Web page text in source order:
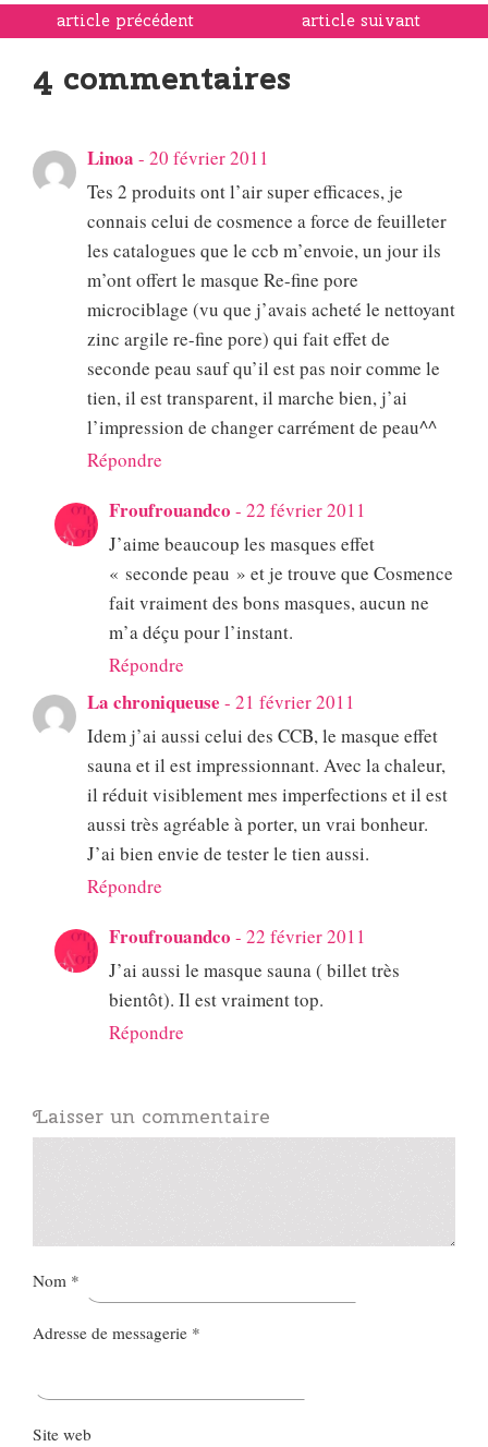
article précédent article suivant
4 commentaires
Linoa - 20 février 2011
Tes 2 produits ont l’air super efficaces, je
connais celui de cosmence a force de feuilleter
les catalogues que le ccb m’envoie, un jour ils
m’ont offert le masque Re-fine pore
microciblage (vu que j’avais acheté le nettoyant
zinc argile re-fine pore) qui fait effet de
seconde peau sauf qu’il est pas noir comme le
tien, il est transparent, il marche bien, j’ai
l’impression de changer carrément de peau^^
Répondre
Froufrouandco - 22 février 2011
J’aime beaucoup les masques effet
« seconde peau » et je trouve que Cosmence
fait vraiment des bons masques, aucun ne
m’a déçu pour l’instant.
Répondre
La chroniqueuse - 21 février 2011
Idem j’ai aussi celui des CCB, le masque effet
sauna et il est impressionnant. Avec la chaleur,
il réduit visiblement mes imperfections et il est
aussi très agréable à porter, un vrai bonheur.
J’ai bien envie de tester le tien aussi.
Répondre
Froufrouandco - 22 février 2011
J’ai aussi le masque sauna ( billet très
bientôt). Il est vraiment top.
Répondre
Laisser un commentaire
Nom *
Adresse de messagerie *
Site web